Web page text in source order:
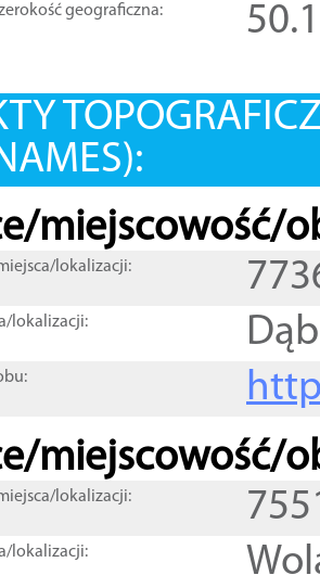
geograficzna:
miejscowość/
lokalizacji:
lokalizacji:
miejscowość/
lokalizacji:
lokalizacji: